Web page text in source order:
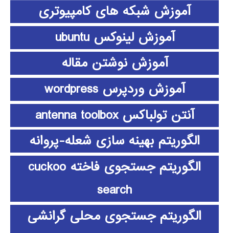
آموزش شبکه های کامپیوتری
آموزش لینوکس ubuntu
آموزش نوشتن مقاله
آموزش وردپرس wordpress
آنتن تولباکس antenna toolbox
الگوریتم بهینه سازی شعله-پروانه
الگوریتم جستجوی فاخته cuckoo
search
الگوریتم جستجوی محلی گرانشی